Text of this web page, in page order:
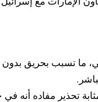
تسبب بحريق بدون
تحذير مفاده